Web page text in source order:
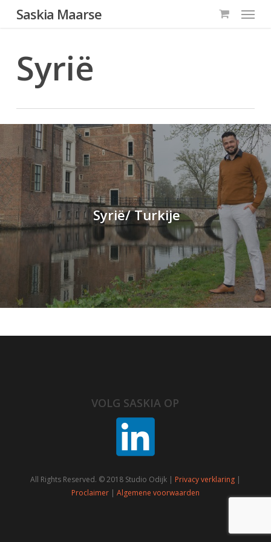
Skip
content
Saskia Maarse Menu
Syrië
Syrië/ Turkije
VOLG SASKIA OP
All Rights Reserved. © 2018 Studio Odijk | Privacy verklaring|
Proclaimer| Algemene voorwaarden